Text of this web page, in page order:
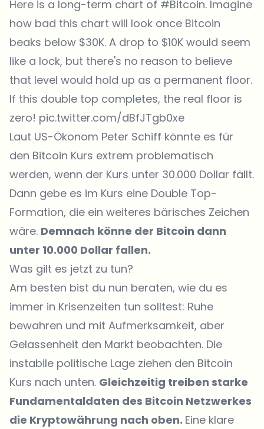
Here is a long-term chart of #Bitcoin. Imagine
how bad this chart will look once Bitcoin
beaks below $30K. A drop to $10K would seem
like a lock, but there's no reason to believe
that level would hold up as a permanent floor.
If this double top completes, the real floor is
zero! pic.twitter.com/dBfJTgb0xe
Laut US-Ökonom Peter Schiff könnte es für
den Bitcoin Kurs extrem problematisch
werden, wenn der Kurs unter 30.000 Dollar fällt.
Dann gebe es im Kurs eine Double Top-
Formation, die ein weiteres bärisches Zeichen
wäre. Demnach könne der Bitcoin dann
unter 10.000 Dollar fallen.
Was gilt es jetzt zu tun?
Am besten bist du nun beraten, wie du es
immer in Krisenzeiten tun solltest: Ruhe
bewahren und mit Aufmerksamkeit, aber
Gelassenheit den Markt beobachten. Die
instabile politische Lage ziehen den Bitcoin
Kurs nach unten. Gleichzeitig treiben starke
Fundamentaldaten des Bitcoin Netzwerkes
die Kryptowährung nach oben. Eine klare